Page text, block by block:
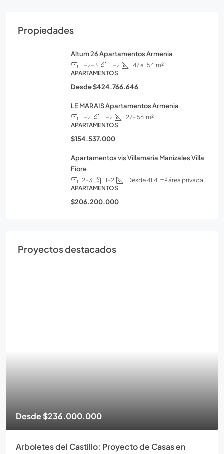
Propiedades
Altum 26 Apartamentos Armenia
1-2-3 1-2 47 a 154 m²
APARTAMENTOS
Desde$424.766.646
LE MARAIS Apartamentos Armenia
1-2 1-2 27- 56 m²
APARTAMENTOS
$154.537.000
Apartamentos vis Villamaria Manizales Villa
Fiore
2-3 1-2 Desde 41.4 m² área privada
APARTAMENTOS
$206.200.000
Proyectos destacados
Desde$236.000.000
Arboletes del Castillo: Proyecto de Casas en